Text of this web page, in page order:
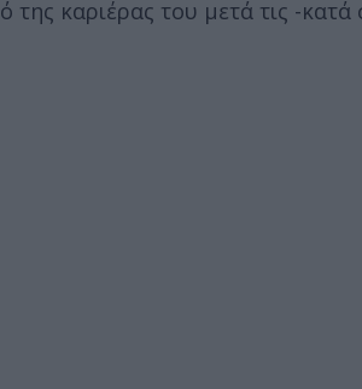
καριέρας του μετά τις -κατά